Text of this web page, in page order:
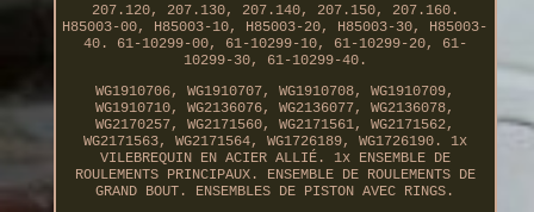
207.120, 207.130, 207.140, 207.150, 207.160.
H85003-00, H85003-10, H85003-20, H85003-30, H85003-
40. 61-10299-00, 61-10299-10, 61-10299-20, 61-
10299-30, 61-10299-40.
WG1910706, WG1910707, WG1910708, WG1910709,
WG1910710, WG2136076, WG2136077, WG2136078,
WG2170257, WG2171560, WG2171561, WG2171562,
WG2171563, WG2171564, WG1726189, WG1726190. 1x
VILEBREQUIN EN ACIER ALLIÉ. 1x ENSEMBLE DE
ROULEMENTS PRINCIPAUX. ENSEMBLE DE ROULEMENTS DE
GRAND BOUT. ENSEMBLES DE PISTON AVEC RINGS.